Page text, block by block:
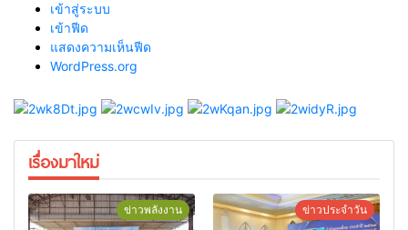
เข้าสู่ระบบ
เข้าฟีด
แสดงความเห็นฟีด
WordPress.org
เรื่องมาใหม่
ข่าวพลังงาน ข่าวประจำวัน